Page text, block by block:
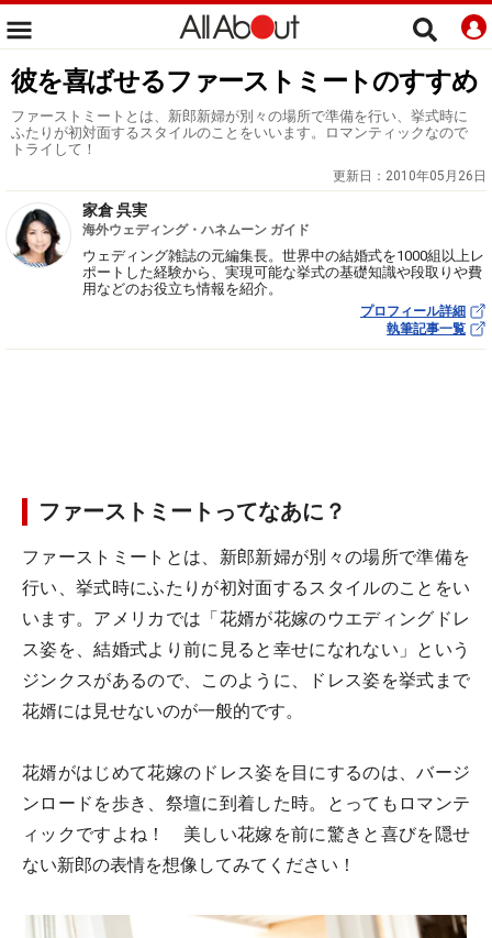
彼を喜ばせるファーストミートのすすめ
ファーストミートとは、新郎新婦が別々の場所で準備を行い、挙式時に
ふたりが初対面するスタイルのことをいいます。ロマンティックなので
トライして！
更新日： 2010年05月26日
家倉 呉実
海外ウェディング・ハネムーン ガイド
ウェディング雑誌の元編集長。世界中の結婚式を1000組以上レ
ポートした経験から、実現可能な挙式の基礎知識や段取りや費
用などのお役立ち情報を紹介。
プロフィール詳細
執筆記事一覧
ファーストミートってなあに？
ファーストミートとは、新郎新婦が別々の場所で準備を
行い、挙式時にふたりが初対面するスタイルのことをい
います。アメリカでは「花婿が花嫁のウエディングドレ
ス姿を、結婚式より前に見ると幸せになれない」という
ジンクスがあるので、このように、ドレス姿を挙式まで
花婿には見せないのが一般的です。
花婿がはじめて花嫁のドレス姿を目にするのは、バージ
ンロードを歩き、祭壇に到着した時。とってもロマンテ
ィックですよね！ 美しい花嫁を前に驚きと喜びを隠せ
ない新郎の表情を想像してみてください！